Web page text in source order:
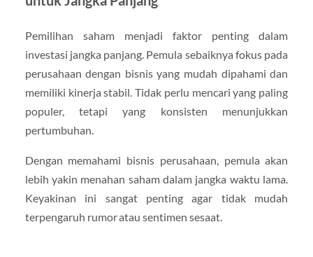
Pemilihan saham menjadi faktor penting dalam
investasi jangka panjang. Pemula sebaiknya fokus pada
perusahaan dengan bisnis yang mudah dipahami dan
memiliki kinerja stabil. Tidak perlu mencari yang paling
populer, tetapi yang konsisten menunjukkan
pertumbuhan.
Dengan memahami bisnis perusahaan, pemula akan
lebih yakin menahan saham dalam jangka waktu lama.
Keyakinan ini sangat penting agar tidak mudah
terpengaruh rumor atau sentimen sesaat.